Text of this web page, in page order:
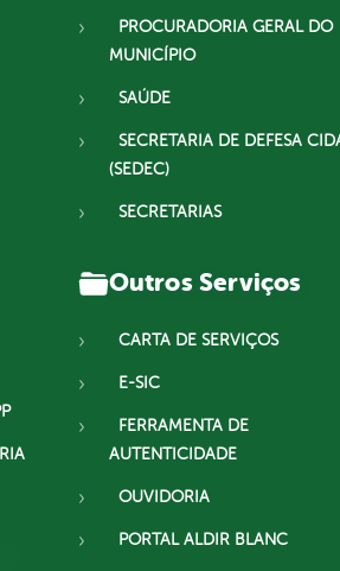
PROCURADORIA GERAL DO
MUNICÍPIO
SAÚDE
SECRETARIA DE DEFESA
(SEDEC)
SECRETARIAS
Outros Serviços
CARTA DE SERVIÇOS
E-SIC
FERRAMENTA DE
AUTENTICIDADE
OUVIDORIA
PORTAL ALDIR BLANC